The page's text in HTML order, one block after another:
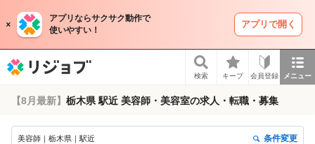
アプリならサクサク動作で
使いやすい！
アプリで開く
検索 キープ 会員登録 メニュー
【8月最新】 栃木県 駅近 美容師・美容室の求人・転職・募集
美容師｜栃木県｜駅近 条件変更